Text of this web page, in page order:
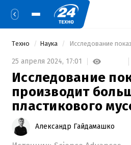
Техно Наука
25 апреля 2024, 17:01
Исследование
производит
пластикового
Александр Гайдамашко